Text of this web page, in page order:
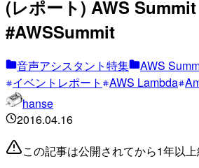
(レポート) AWS
#AWSSummit
音声アシスタント特集
AWS
イベントレポート
AWS Lambda
hanse
2016.04.16
この記事は公開されてから1年以